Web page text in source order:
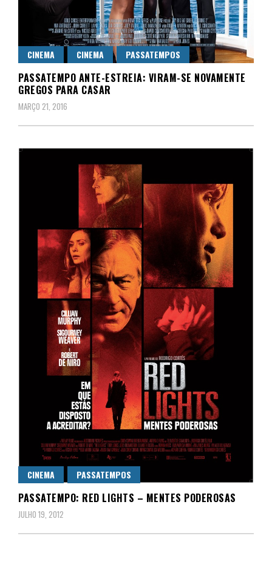
CINEMA CINEMA PASSATEMPOS
PASSATEMPO ANTE-ESTREIA: VIRAM-SE NOVAMENTE
GREGOS PARA CASAR
MARÇO 21, 2016
CINEMA PASSATEMPOS
PASSATEMPO: RED LIGHTS – MENTES PODEROSAS
JULHO 19, 2012